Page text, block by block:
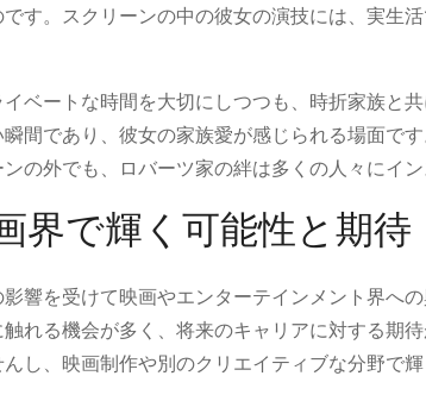
す。スクリーンの中の彼女の演技には、実生
ベートな時間を大切にしつつも、時折家族と
間であり、彼女の家族愛が感じられる場面で
の外でも、ロバーツ家の絆は多くの人々にイン
界で輝く可能性と期待
響を受けて映画やエンターテインメント界へ
れる機会が多く、将来のキャリアに対する期
し、映画制作や別のクリエイティブな分野で輝